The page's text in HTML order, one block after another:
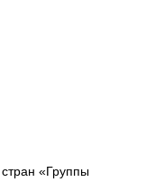
стран «Группы